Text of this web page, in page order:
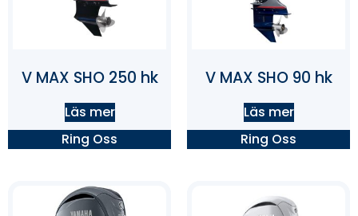
V MAX SHO 250 hk
Läs mer
Ring Oss
V MAX SHO 90 hk
Läs mer
Ring Oss